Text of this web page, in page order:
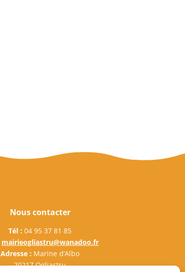
Nous contacter
Tél : 04 95 37 81 85
mairieogliastru@wanadoo.fr
Adresse : Marine d’Albo
20217 Ogliastru